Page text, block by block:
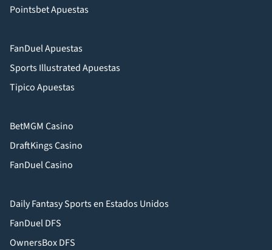
Pointsbet Apuestas
FanDuel Apuestas
Sports Illustrated Apuestas
Tipico Apuestas
BetMGM Casino
DraftKings Casino
FanDuel Casino
Daily Fantasy Sports en Estados Unidos
FanDuel DFS
OwnersBox DFS